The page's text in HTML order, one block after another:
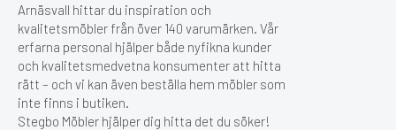
Arnäsvall hittar du inspiration och
kvalitetsmöbler från över 140 varumärken. Vår
erfarna personal hjälper både nyfikna kunder
och kvalitetsmedvetna konsumenter att hitta
rätt – och vi kan även beställa hem möbler som
inte finns i butiken.
Stegbo Möbler hjälper dig hitta det du söker!